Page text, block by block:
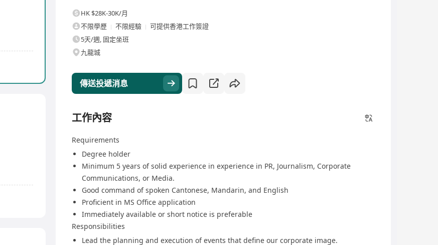
HK $28K-30K/月
不限學歷
不限經驗
可提供香港工作簽證
5天/週, 固定坐班
九龍城
傳送投遞消息
工作內容
Requirements
Degree holder
Minimum 5 years of solid experience in experience in PR, Journalism, Corporate
Communications, or Media.
Good command of spoken Cantonese, Mandarin, and English
Proficient in MS Office application
Immediately available or short notice is preferable
Responsibilities
Lead the planning and execution of events that define our corporate image.